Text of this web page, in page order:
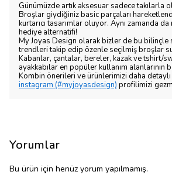
Günümüzde artık aksesuar sadece takılarla
Broşlar giydiğiniz basic parçaları
kurtarıcı tasarımlar oluyor. Aynı zamanda
hediye alternatifi!
My Joyas Design olarak bizler de bu bilinçle
trendleri takip edip özenle seçilmiş broşlar
Kabanlar, çantalar, bereler, kazak ve tshirt/
ayakkabılar en popüler kullanım alanlarının
Kombin önerileri ve ürünlerimizi daha
instagram (#myjoyasdesign) profilimizi
Yorumlar
Bu ürün için henüz yorum yapılmamış.